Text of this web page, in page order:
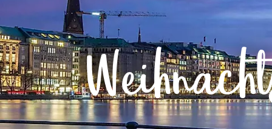
Infos & Mobilität Radfahren
Routen &
Historisches
Grüne
Erlebnis,